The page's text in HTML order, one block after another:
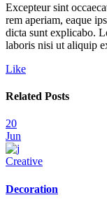
Excepteur sint
rem aperiam, eaque
dicta sunt explicabo.
laboris nisi ut aliquip
Like
Related Posts
20
Jun
Creative
Decoration